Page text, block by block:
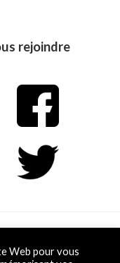
rejoindre
Web pour vous